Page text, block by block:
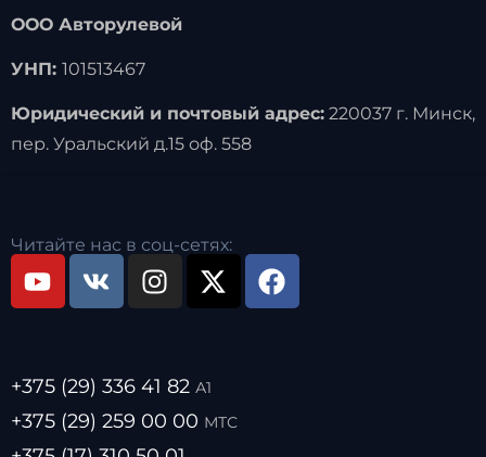
ООО Авторулевой
УНП: 101513467
Юридический и почтовый адрес:220037 г. Минск,
пер. Уральский д.15 оф. 558
Читайте нас в соц-сетях:
+375 (29) 336 41 82 А1
+375 (29) 259 00 00 МТС